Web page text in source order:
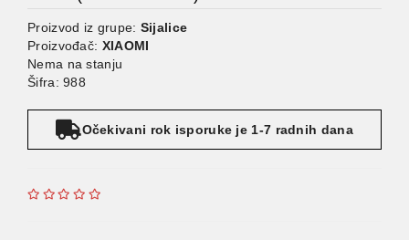
Proizvod iz grupe: Sijalice
Proizvođač: XIAOMI
Nema na stanju
Šifra: 988
Očekivani rok isporuke je 1-7 radnih dana